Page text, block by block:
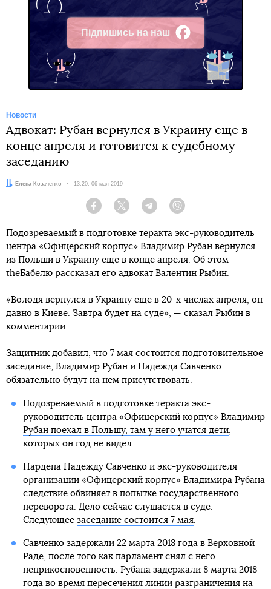
Підпишись на наш
Facebook
Новости
Адвокат: Рубан вернулся в Украину еще в
конце апреля и готовится к судебному
заседанию
Автор:Елена Козаченко Дата:
13:20, 06 мая 2019
Facebook Twitter Telegram
Подозреваемый в подготовке теракта экс-руководитель
центра «Офицерский корпус» Владимир Рубан вернулся
из Польши в Украину еще в конце апреля. Об этом
theБабелю рассказал его адвокат Валентин Рыбин.
«Володя вернулся в Украину еще в 20-х числах апреля, он
давно в Киеве. Завтра будет на суде», — сказал Рыбин в
комментарии.
Защитник добавил, что 7 мая состоится подготовительное
заседание, Владимир Рубан и Надежда Савченко
обязательно будут на нем присутствовать.
Подозреваемый в подготовке теракта экс-
руководитель центра «Офицерский корпус» Владимир
Рубан поехал в Польшу, там у него учатся дети,
которых он год не видел.
Нардепа Надежду Савченко и экс-руководителя
организации «Офицерский корпус» Владимира Рубана
следствие обвиняет в попытке государственного
переворота. Дело сейчас слушается в суде.
Следующее заседание состоится 7 мая.
Савченко задержали 22 марта 2018 года в Верховной
Раде, после того как парламент снял с него
неприкосновенность. Рубана задержали 8 марта 2018
года во время пересечения линии разграничения на